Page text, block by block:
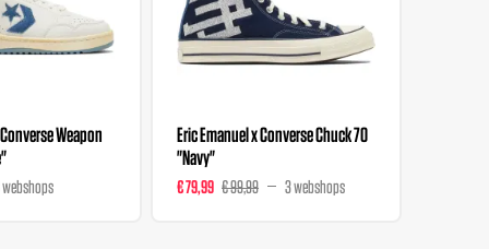
Weapon
Eric Emanuel x Converse Chuck 70
"Navy"
€ 79,99 € 99,99 3 webshops